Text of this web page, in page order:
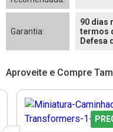
Garantia:
90 dias
termos
Defesa
Aproveite e Compre